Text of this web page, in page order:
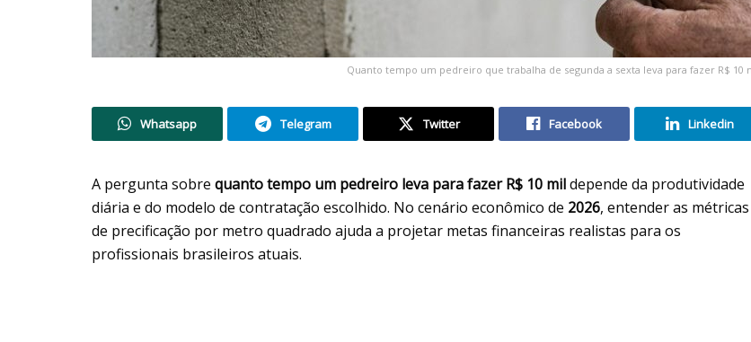
Quanto tempo um pedreiro que trabalha de segunda a sexta leva para fazer R$ 10
Whatsapp Telegram Twitter Facebook Linkedin
A pergunta sobre quanto tempo um pedreiro leva para fazer R$ 10 mildepende da produtividade
diária e do modelo de contratação escolhido. No cenário econômico de 2026, entender as métricas
de precificação por metro quadrado ajuda a projetar metas financeiras realistas para os
profissionais brasileiros atuais.